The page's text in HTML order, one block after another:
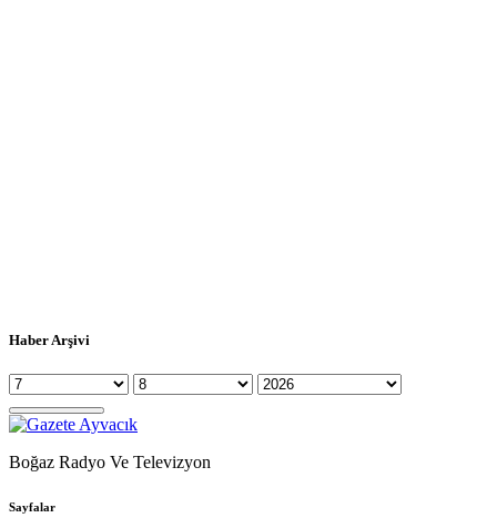
Haber Arşivi
Boğaz Radyo Ve Televizyon
Sayfalar